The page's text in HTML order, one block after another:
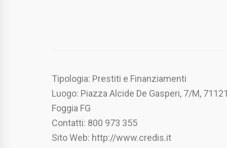
Tipologia: Prestiti e Finanziamenti
Luogo: Piazza Alcide De Gasperi, 7/M,
Foggia FG
Contatti: 800 973 355
Sito Web: http://www.credis.it